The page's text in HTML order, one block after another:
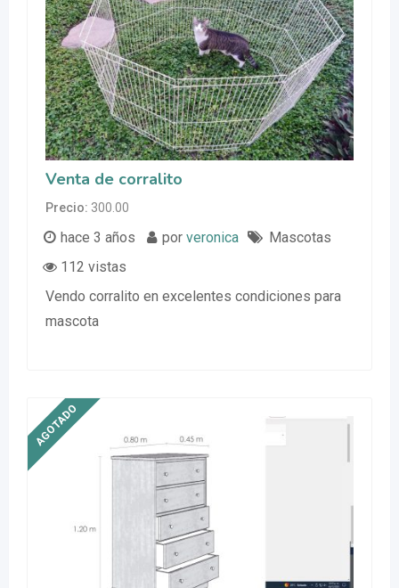
Venta de corralito
Precio 300.00
hace 3 años por veronica
Mascotas
112 vistas
Vendo corralito en excelentes condiciones para
mascota
AGOTADO